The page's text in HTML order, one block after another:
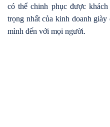
có thể chinh phục được
trọng nhất của kinh doanh
mình đến với mọi người.